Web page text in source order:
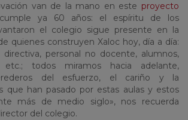
van de la mano en este proyecto
ya 60 años: el espíritu de los
el colegio sigue presente en la
quienes construyen Xaloc hoy, día a día:
directiva, personal no docente, alumnos,
etc.; todos miramos hacia adelante,
del esfuerzo, el cariño y la
que han pasado por estas aulas y estos
más de medio siglo», nos recuerda
del colegio.